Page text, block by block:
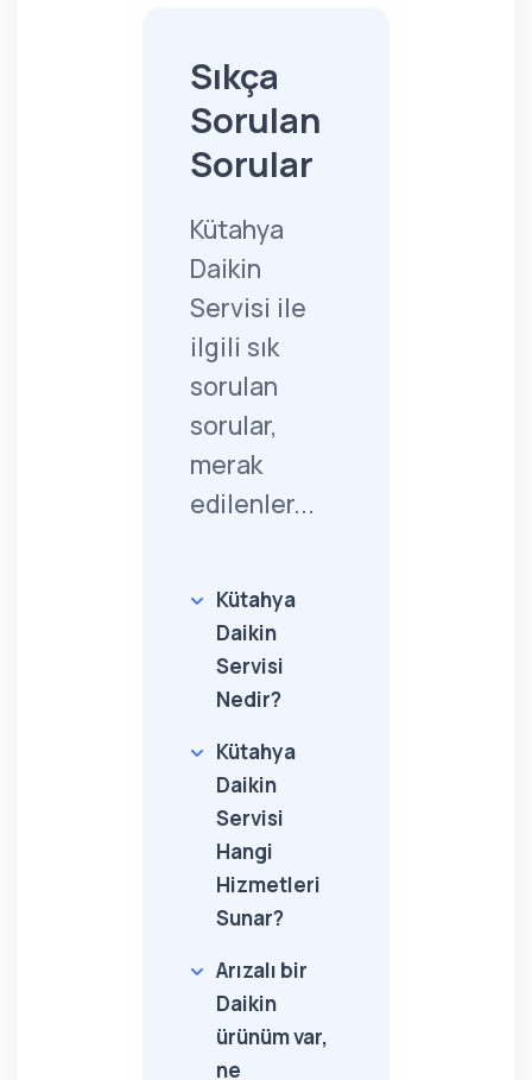
Sıkça
Sorulan
Sorular
Kütahya
Daikin
Servisi ile
ilgili sık
sorulan
sorular,
merak
edilenler...
Kütahya
Daikin
Servisi
Nedir?
Kütahya
Daikin
Servisi
Hangi
Hizmetleri
Sunar?
Arızalı bir
Daikin
ürünüm var,
ne